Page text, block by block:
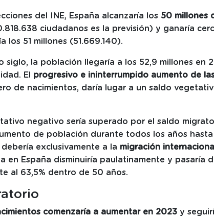
del INE, España alcanzaría los 50 millones
ciudadanos es la previsión) y ganaría
los 51 millones (51.669.140).
siglo, la población llegaría a los 52,9 millones en
El progresivo e ininterrumpido aumento de
de nacimientos, daría lugar a un saldo
negativo sería superado por el saldo
de población durante todos los años
exclusivamente a la migración
en España disminuiría paulatinamente y pasaría
al 63,5% dentro de 50 años.
comenzaría a aumentar en 2023 y